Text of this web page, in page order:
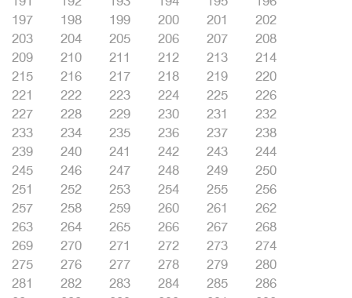
197
198 199 200 201
202
203
204 205 206 207
208
209
210 211 212 213
214
215
216 217 218 219
220
221
222 223 224 225
226
227
228 229 230 231
232
233
234 235 236 237
238
239
240 241 242 243
244
245
246 247 248 249
250
251
252 253 254 255
256
257
258 259 260 261
262
263
264 265 266 267
268
269
270 271 272 273
274
275
276 277 278 279
280
281
282 283 284 285
286